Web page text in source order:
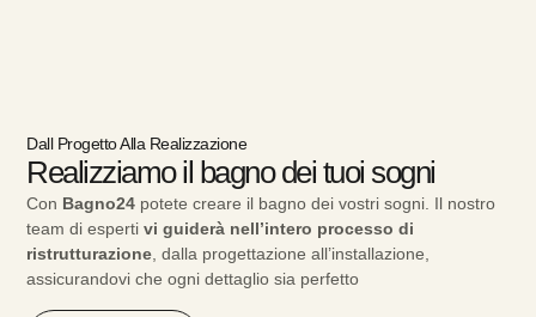
Dall Progetto Alla Realizzazione
Realizziamo il bagno dei tuoi sogni
Con Bagno24 potete creare il bagno dei vostri sogni. Il nostro
team di espertivi guiderà nell’intero processo di
ristrutturazione , dalla progettazione all’installazione,
assicurandovi che ogni dettaglio sia perfetto